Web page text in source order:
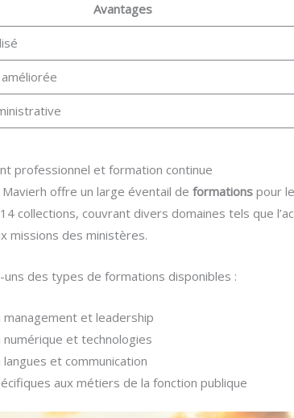
Avantages
professionnel et formation continue
offre un large éventail deformations pour
collections, couvrant divers domaines tels que
missions des ministères.
uns des types de formations disponibles :
management et leadership
numérique et technologies
et communication
aux métiers de la fonction publique